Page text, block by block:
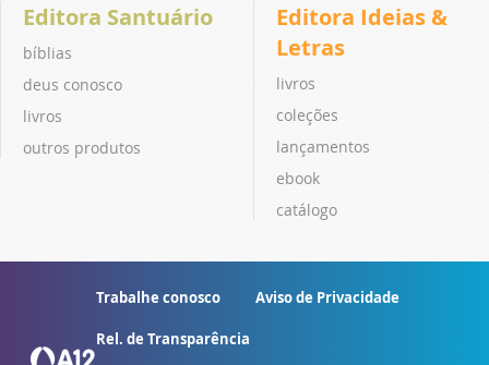
Editora Santuário
bíblias
deus conosco
livros
outros produtos
Editora Ideias &
Letras
livros
coleções
lançamentos
ebook
catálogo
Trabalhe conosco Aviso de Privacidade
Rel. de Transparência